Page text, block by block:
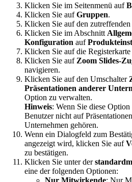
Klicken Sie im Seitenmenü auf
Klicken Sie aufGruppen.
Klicken Sie auf den
Klicken Sie im Abschnitt
Konfiguration auf
Klicken Sie auf die Registerkarte
Klicken Sie auf Zoom Slides-
navigieren.
Klicken Sie auf den Umschalter
Präsentationen anderer
Option zu verwalten.
Hinweis: Wenn Sie diese
Benutzer nicht auf
Unternehmen gehören.
Wenn ein Dialogfeld zum
angezeigt wird, klicken Sie auf
zu bestätigen.
Klicken Sie unter der
eine der folgenden Optionen:
Nur Mitwirkende: Nur